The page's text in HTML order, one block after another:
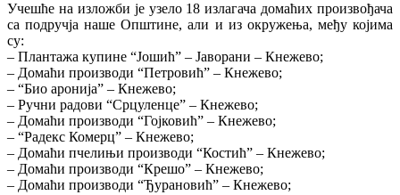
Учешће на изложби је узело 18 излагача домаћих произвођача
са подручја наше Општине, али и из окружења, међу којима
су:
– Плантажа купине “Јошић” – Јаворани – Кнежево;
– Домаћи производи “Петровић” – Кнежево;
– “Био аронија” – Кнежево;
– Ручни радови “Срцуленце” – Кнежево;
– Домаћи производи “Гојковић” – Кнежево;
– “Радекс Комерц” – Кнежево;
– Домаћи пчелињи производи “Костић” – Кнежево;
– Домаћи производи “Крешо” – Кнежево;
– Домаћи производи “Ђурановић” – Кнежево;